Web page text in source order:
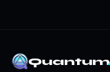
Quantum